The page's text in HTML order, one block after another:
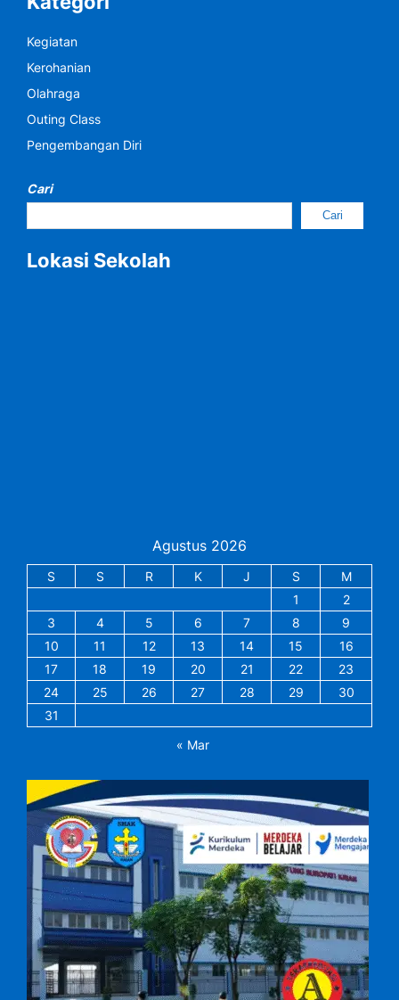
Kegiatan
Kerohanian
Olahraga
Outing Class
Pengembangan Diri
Cari
Cari
Lokasi Sekolah
Agustus 2026
S S R K J S
M
1
2
3
4 5 6 7 8
9
10
11 12 13 14 15
16
17
18 19 20 21 22
23
24
25 26 27 28 29
30
31
« Mar